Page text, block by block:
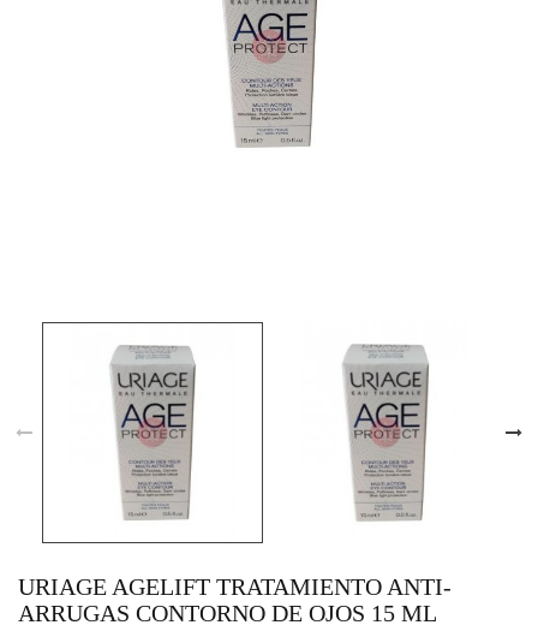
URIAGE AGELIFT TRATAMIENTO ANTI-
ARRUGAS CONTORNO DE OJOS 15 ML